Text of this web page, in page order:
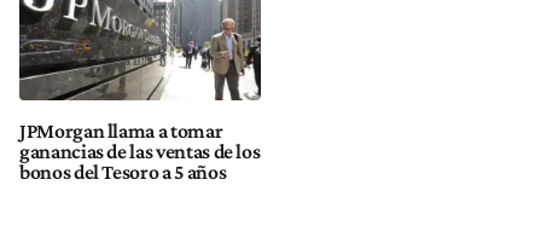
JPMorgan llama a tomar
ganancias de las ventas de los
bonos del Tesoro a 5 años